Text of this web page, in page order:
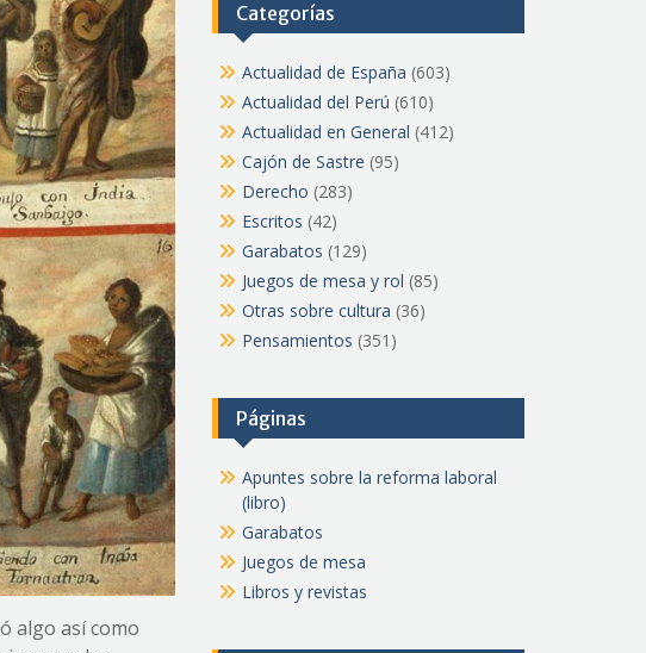
algo así como
Categorías
Actualidad de España (603)
Actualidad del Perú (610)
Actualidad en General (412)
Cajón de Sastre (95)
Derecho (283)
Escritos (42)
Garabatos (129)
Juegos de mesa y rol (85)
Otras sobre cultura (36)
Pensamientos (351)
Páginas
Apuntes sobre la reforma laboral
(libro)
Garabatos
Juegos de mesa
Libros y revistas